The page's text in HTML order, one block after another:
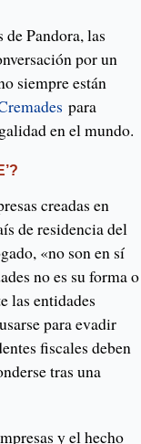
Pandora, las
por un
siempre están
para
en el mundo.
creadas en
de residencia del
«no son en sí
no es su forma o
las entidades
para evadir
fiscales deben
tras una
y el hecho